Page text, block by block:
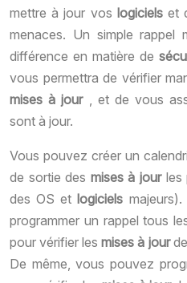
mettre à jour vos logicielset
menaces. Un simple rappel
différence en matière de
vous permettra de vérifier
mises à jour , et de vous
sont à jour.
Vous pouvez créer un
de sortie des mises à jour les
des OS et logiciels
programmer un rappel tous
pour vérifier lesmises à jour
De même, vous pouvez